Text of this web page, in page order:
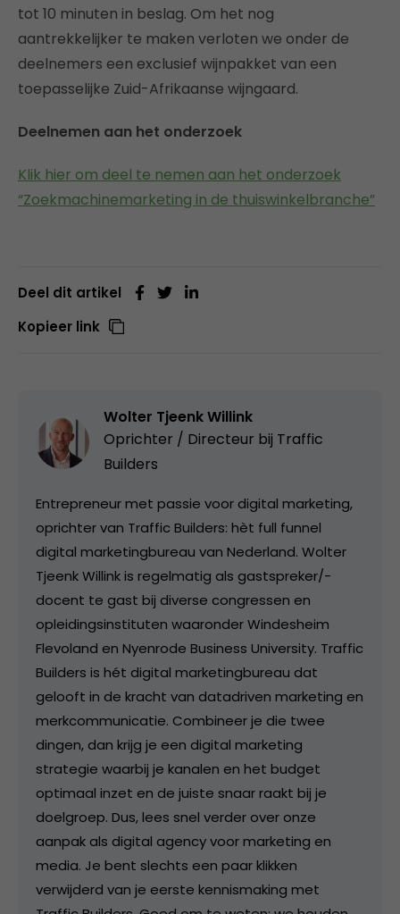
tot 10 minuten in beslag. Om het nog
aantrekkelijker te maken verloten we onder de
deelnemers een exclusief wijnpakket van een
toepasselijke Zuid-Afrikaanse wijngaard.
Deelnemen aan het onderzoek
Klik hier om deel te nemen aan het onderzoek
“Zoekmachinemarketing in de thuiswinkelbranche”
Deel dit artikel
Kopieer link
Wolter Tjeenk Willink
Oprichter / Directeur bij Traffic
Builders
Entrepreneur met passie voor digital marketing,
oprichter van Traffic Builders: hèt full funnel
digital marketingbureau van Nederland. Wolter
Tjeenk Willink is regelmatig als gastspreker/-
docent te gast bij diverse congressen en
opleidingsinstituten waaronder Windesheim
Flevoland en Nyenrode Business University. Traffic
Builders is hét digital marketingbureau dat
gelooft in de kracht van datadriven marketing en
merkcommunicatie. Combineer je die twee
dingen, dan krijg je een digital marketing
strategie waarbij je kanalen en het budget
optimaal inzet en de juiste snaar raakt bij je
doelgroep. Dus, lees snel verder over onze
aanpak als digital agency voor marketing en
media. Je bent slechts een paar klikken
verwijderd van je eerste kennismaking met